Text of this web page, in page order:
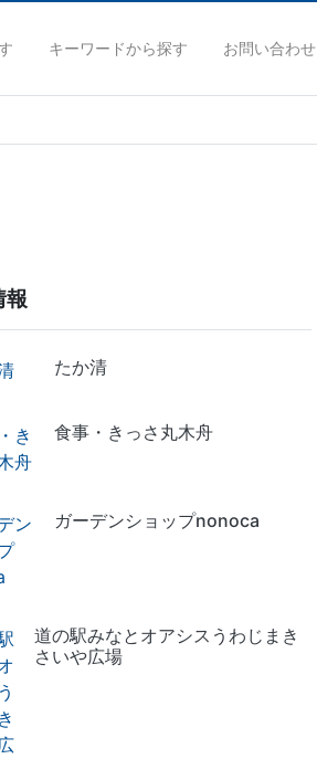
キーワードから探す お問い合わせ
報
たか清
食事・きっさ丸木舟
ガーデンショップnonoca
道の駅みなとオアシスうわじまき
さいや広場